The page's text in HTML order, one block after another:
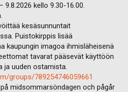
9.8.2026 kello 9.30-16.00.
kesäsunnuntait
Puistokirppis lisää
kaupungin imagoa ihmisläheisenä
tavarat pääsevät käyttöön
ja uuden ostamista.
groups/789254746059661
midsommarsöndagen och pågår